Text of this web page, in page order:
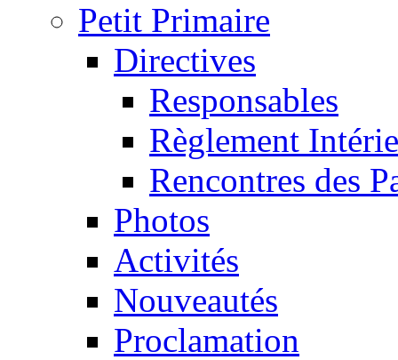
Petit Primaire
Directives
Responsables
Règlement
Rencontres des
Photos
Activités
Nouveautés
Proclamation